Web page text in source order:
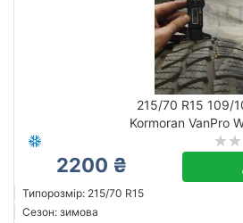
215/70 R15 109/
Kormoran VanPro
2200 ₴
Типорозмір: 215/70 R15
Сезон: зимова